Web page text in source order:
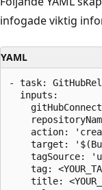
infogade viktig
YAML
- task:
  inputs:
action:
target:
tagSource:
tag:
title: